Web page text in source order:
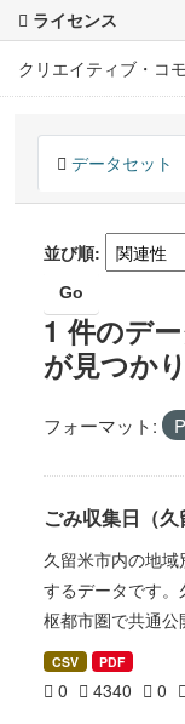
ライセンス
クリエイティブ・コ
データセット
並び順
Go
1 件のデ
が見つか
フォーマット:
ごみ収集日（久
久留米市内の地
するデータです。
枢都市圏で共通公
CSV PDF
0 4340 0